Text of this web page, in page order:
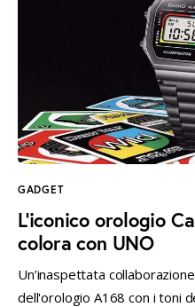
GADGET
L’iconico orologio
colora con UNO
Un’inaspettata
dell'orologio A168 con i toni